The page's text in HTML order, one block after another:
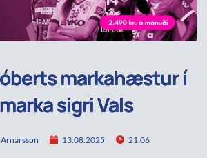
markahæstur í
sigri Vals
13.08.2025 21:06